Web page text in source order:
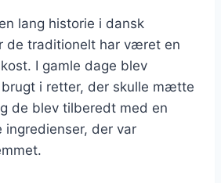
lang historie i dansk
de traditionelt har været en
I gamle dage blev
i retter, der skulle mætte
de blev tilberedt med en
der var